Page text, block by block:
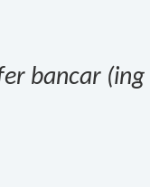
bancar